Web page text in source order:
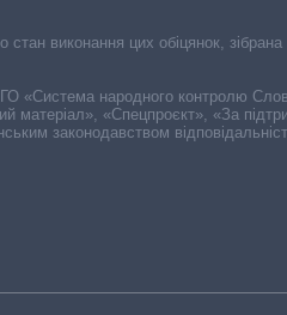
стан виконання цих обіцянок,
«Система народного контролю
матеріал», «Спецпроєкт», «За
законодавством